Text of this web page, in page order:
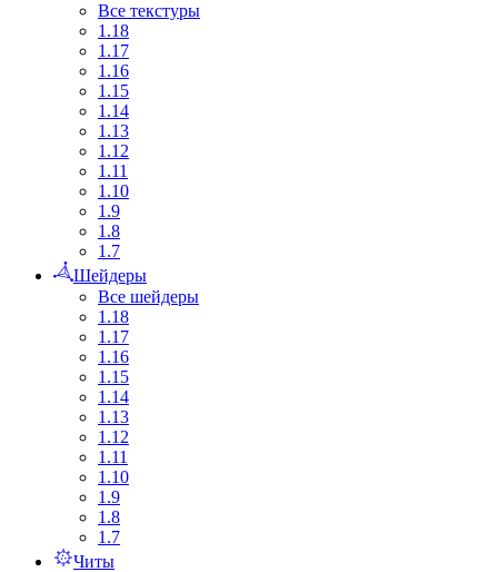
Все текстуры
1.18
1.17
1.16
1.15
1.14
1.13
1.12
1.11
1.10
1.9
1.8
1.7
Шейдеры
Все шейдеры
1.18
1.17
1.16
1.15
1.14
1.13
1.12
1.11
1.10
1.9
1.8
1.7
Читы